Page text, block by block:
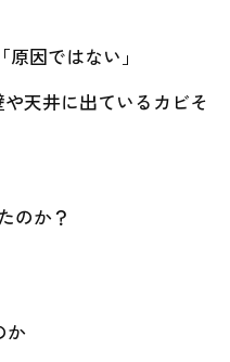
因ではない」
天井に出ているカビそ
のか？
か